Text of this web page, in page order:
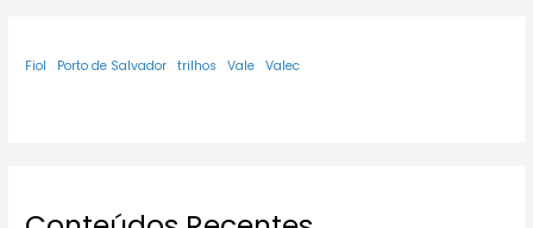
Fiol Porto de Salvador trilhos Vale Valec